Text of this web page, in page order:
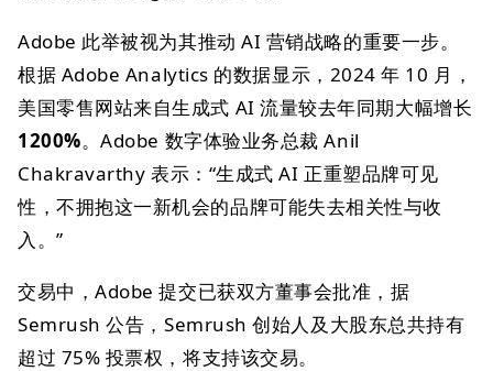
Adobe 此举被视为其推动 AI 营销战略的重要一步。
根据 Adobe Analytics 的数据显示，2024 年 10 月，
美国零售网站来自生成式 AI 流量较去年同期大幅增长
1200%。Adobe 数字体验业务总裁 Anil
Chakravarthy 表示：“生成式 AI 正重塑品牌可见
性，不拥抱这一新机会的品牌可能失去相关性与收
入。”
交易中，Adobe 提交已获双方董事会批准，据
Semrush 公告，Semrush 创始人及大股东总共持有
超过 75% 投票权，将支持该交易。